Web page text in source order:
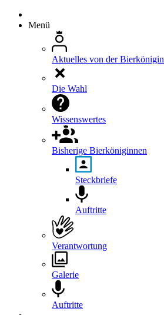
Menü
Aktuelles von der Bierkönigin
Die Wahl
Wissenswertes
Bisherige Bierköniginnen
Steckbriefe
Auftritte
Verantwortung
Galerie
Auftritte